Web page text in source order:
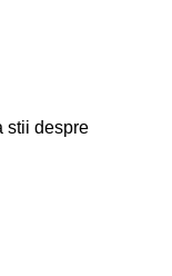
stii despre